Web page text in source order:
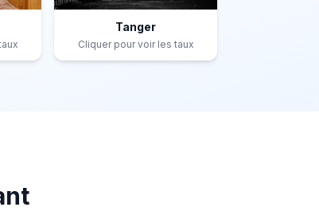
Tanger
Cliquer pour voir les taux